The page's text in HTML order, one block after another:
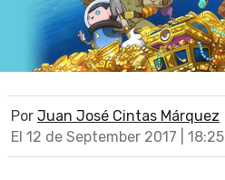
Por Juan José Cintas Márquez
El 12 de September 2017 | 18:25